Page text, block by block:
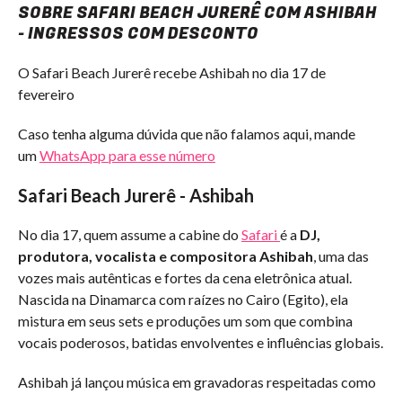
SOBRE SAFARI BEACH JURERÊ COM ASHIBAH
- INGRESSOS COM DESCONTO
O Safari Beach Jurerê recebe Ashibah no dia 17 de
fevereiro
Caso tenha alguma dúvida que não falamos aqui, mande
umWhatsApp para esse número
Safari Beach Jurerê - Ashibah
No dia 17, quem assume a cabine do Safarié a DJ,
produtora, vocalista e compositora Ashibah, uma das
vozes mais autênticas e fortes da cena eletrônica atual.
Nascida na Dinamarca com raízes no Cairo (Egito), ela
mistura em seus sets e produções um som que combina
vocais poderosos, batidas envolventes e influências globais.
Ashibah já lançou música em gravadoras respeitadas como